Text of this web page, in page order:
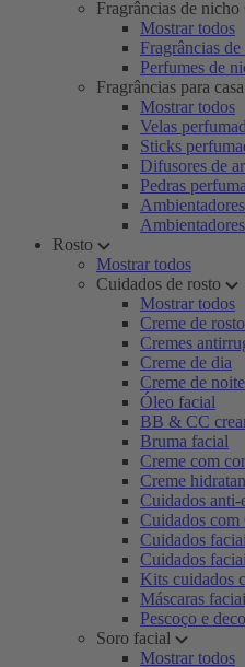
Fragrâncias de nicho
Mostrar todos
Fragrâncias
Perfumes de
Fragrâncias para casa
Mostrar todos
Velas
Sticks
Difusores de
Pedras
Ambientadores
Rosto
Mostrar todos
Cuidados de rosto
Mostrar todos
Creme de rosto
Cremes
Creme de dia
Creme de noite
Óleo facial
BB & CC
Bruma facial
Creme com cor
Creme
Cuidados anti-
Cuidados com
Cuidados
Cuidados
Kits cuidados
Máscaras
Pescoço e
Soro facial
Mostrar todos